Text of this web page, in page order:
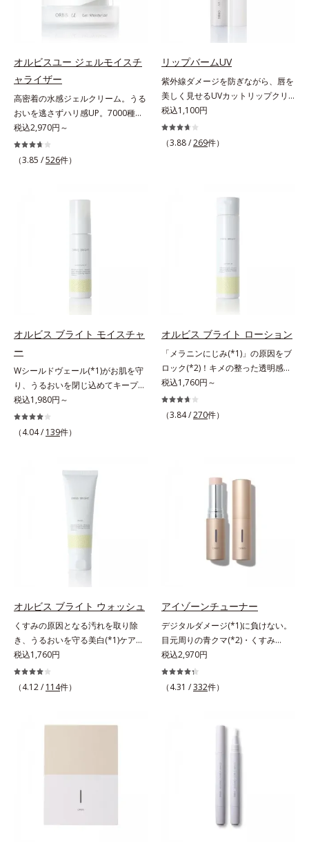
年齢に応じたお手入れのこと*4 う
るおいによる*5 乾燥、ハリ・ツヤ
ロニセラカエルレア果汁、ノバラエ
キス配合＝うるおいを与えハリと透
明感に満ちた肌へ導く保湿成分*9
メマツヨイグサ抽出液、スイカズラ
エキス配合＝角層のすみずみまで水
分・油分を保ち、ハリ・ツヤを与え
る保湿成分*10 気持ちのこと各商品
の詳しい情報は商品ページをご覧く
層の範囲内*3 スキンプロテクト※
複合成分配合＝肌を保護し、乾燥を
防ぐ複合成分 ※ ビルベリー葉エ
皮エキス*4 グリセリルグルコシド
（保湿成分）、（ジメチコン／ビニ
ルジメチコン）クロスポリマー、ジ
メチコン（カバー成分）*5 アクリ
レーツコポリマー
合された保湿成分。一瞬取り去るだ
けのケアに留まらず、洗うたびにく
整え、パールエキス(*3)とヒアルロ
ン酸(*4)がうるおって透き通るよう
な透明感を叶えます。顔色がどんよ
りしている、ファンデのノリがイマ
イチ、肌のざらつきやくすみが気に
なる、化粧水が肌になじまな
い……。こんなお悩みが気になると
きに。週に1～4回、いつもの洗顔料
を除去することで健やかな肌を保
ち、うるおいを保つことで肌を整え
ること*3 加水分解コンキオリン*4
ヒアルロン酸Na
テノール(*3)」を国内唯一(*4)、高
濃度で配合。角層のバリア機能にア
プローチして肌荒れを防ぎ、肌不調
にゆらがない肌を叶えます。そし
成分「MCアクティベーター
(*5)」。肌のうるおいを引き出し・
高めて、ハリ感あふれる肌へと導き
ます。うるおいに満ちたゆらがない
肌をご体感いただくために設計され
れのこと*3 デクスパンテノール
べ*5 オトギリソウエキス配合＝肌
にうるおいを与え、うるおいに満ち
オルビスユー ジェルモイスチ
ャライザー
高密着の水感ジェルクリーム。うる
おいを逃さずハリ感UP。7000種を
超える成分から厳選し、「うるおい
の質(*1)」に着目した初期エイジン
グケア(*2)シリーズオルビスユーは
リーズです。「うるおいの質」に着
ンテノール(*3)」を国内唯一(*4)、
高濃度で配合。角層のバリア機能に
アプローチして肌荒れを防ぎ、肌不
て、独自研究に基づいたアプローチ
(*5)」。肌のうるおいを引き出し・
高めて、ハリ感あふれる肌へと導き
ます。うるおいに満ちたゆらがない
肌をご体感いただくために設計され
た3ステップで、いつも力強く美し
くあり続けるあなたを応援します。
れのこと*3 デクスパンテノール
W*4 2022年5月 Mintel社データベ
ース及び先行技術調査による当社調
べ*5 オトギリソウエキス配合＝肌
にうるおいを与え、うるおいに満ち
たハリツヤ肌へ導く保湿成分
税込2,970円～
（3.85 /526件）
リップバームUV
紫外線ダメージを防ぎながら、唇を
美しく見せるUVカットリップクリ
ーム。UV対策を忘れがちな唇に。
紫外線をカットしながら、顔色をパ
ッと明るく見せるUVカットリップ
SPF25・PA++のUVカット効果のあ
るリップクリームで、顔だけでなく
種類の保湿成分（加水分解コラーゲ
いるから、カサつき・くすみ(*)など
ち。通常色は、どんな肌色にも似合
うカラーで、唇を美しく魅せながら
ケアします。マスクに色移りしにく
いので、気兼ねなく使えます。口紅
の下地としてもおすすめです。
税込1,100円
（3.88 /269件）
オルビス ブライト モイスチャ
ー
Wシールドヴェール(*1)がお肌を守
り、うるおいを閉じ込めてキープす
る美白(*2)保湿液。業界初(*3)知見
「メラニンの第三のルート」である
「横のひろがり」に着目して、全方
てしまった紫外線ダメージをきっか
けに、肌深く(*6)では「メラニンに
じみ(*7)」が発現。シミやそばかす
という「点」だけでなく、透明感の
なさなどの「面」での透明感を阻害
する原因を引き起こしていることが
ライト シリーズは「メラニンにじ
C(*8)」を採用。肌奥(*6)まで浸透
ラニンの生成を食い止めます。また
オルビス独自成分の「ブライトVC
コンプレックス(*9)」が、透明感を
阻害する原因(*10)にアプローチし
ます。さらに肌表面のなめらかさや
の輝きを生かして澄み渡る、輝き透
明肌を叶えます。L＝さっぱりタイ
プ（脂性肌～普通肌）M＝しっとり
税込1,980円～
（4.04 / 139件）
オルビス ブライト ローション
「メラニンにじみ(*1)」の原因をブ
ロック(*2)！キメの整った透明感
(*3)のある肌印象へ導く美白(*2)化
粧水。業界初(*4)知見「メラニンの
第三のルート」である「横のひろが
では「メラニンにじみ(*1)」が発
けでなく、透明感のなさなどの
「面」での透明感を阻害する原因を
引き起こしていることがわかりまし
た。そこでオルビス ブライト シリ
ーズは「メラニンにじみ」に着目し
用。肌奥(*6)まで浸透し、シミやソ
バカスの原因となるメラニンの生成
を食い止めます。またオルビス独自
成分の「ブライトVCコンプレック
ス(*8)」が、透明感を阻害する原因
(*9)にアプローチします。さらに肌
表面のなめらかさやみずみずしさを
湿成分も配合し、透明感を包括的に
サポート。全方位ケアのアプローチ
澄み渡る、輝き透明肌を叶えます。
L＝さっぱりタイプ（脂性肌～普通
面にあらわれること*2 メラニンの
税込1,760円～
（3.84 /270件）
オルビス ブライト ウォッシュ
くすみの原因となる汚れを取り除
き、うるおいを守る美白(*1)ケアシ
リーズの洗顔料。業界初(*2)知見
「メラニンの第三のルート」である
「横のひろがり」に着目して、全方
てしまった紫外線ダメージをきっか
わかりました。そこでオルビス ブ
ライト シリーズは「メラニンにじ
税込1,760円
（4.12 / 114件）
アイゾーンチューナー
デジタルダメージ(*1)に負けない。
目元周りの青クマ(*2)・くすみ
(*3)・乾燥をケアする目元用スティ
ック状美容液。目元周りにあらわれ
る青クマ(*2)・くすみ(*3)・乾燥
放せない存在となったPCやスマー
トフォンなどのデジタルデバイス。
その液晶画面が発するブルーライト
を浴び続けると、目元周りには青ク
ジタルダメージの根本原因に着目
ア・ハイライト効果と、1本で3つの
税込2,970円
（4.31 /332件）